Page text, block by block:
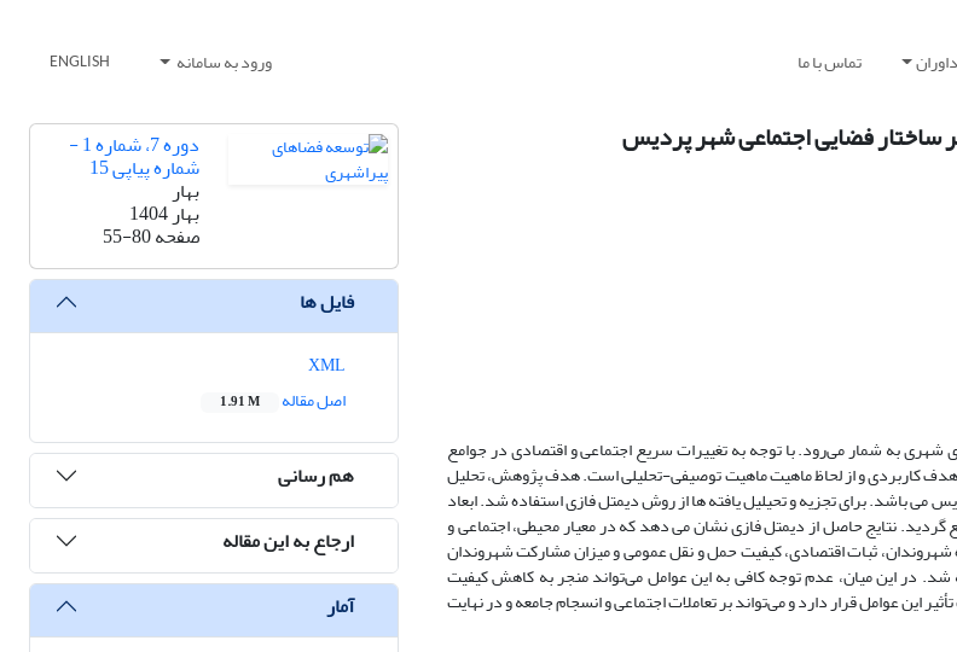
داوران تماس با ما ورود به سامانه ENGLISH
ساختار فضایی اجتماعی شهر پردیس
شهری به شمار می‌رود. با توجه به تغییرات سریع اجتماعی و اقتصادی در جوامع
هدف کاربردی و از لحاظ ماهیت ماهیت توصیفی-تحلیلی است. هدف پژوهش، تحلیل
می باشد. برای تجزیه و تحیلیل یافته ها از روش دیمتل فازی استفاده شد. ابعاد
واقع گردید. نتایج حاصل از دیمتل فازی نشان می دهد که در معیار محیطی، اجتماعی و
ثبات اقتصادی، کیفیت حمل و نقل عمومی و میزان مشارکت شهروندان
در این میان، عدم توجه کافی به این عوامل می‌تواند منجر به کاهش کیفیت
این عوامل قرار دارد و می‌تواند بر تعاملات اجتماعی و انسجام جامعه و در نهایت
دوره 7، شماره 1 -
شماره پیاپی 15
بهار
بهار 1404
صفحه55-80
فایل ها
اصل مقاله
1.91 M
هم رسانی
ارجاع به این مقاله
آمار